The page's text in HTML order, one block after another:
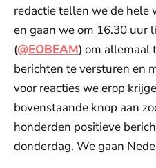
redactie tellen we de hele
en gaan we om 16.30 uur
(@EOBEAM) om allemaal
berichten te versturen en
voor reacties we erop
bovenstaande knop aan
honderden positieve
donderdag. We gaan